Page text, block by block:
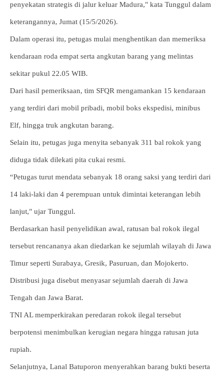
penyekatan strategis di jalur keluar Madura," kata Tunggul dalam
keterangannya, Jumat (15/5/2026).
Dalam operasi itu, petugas mulai menghentikan dan memeriksa
kendaraan roda empat serta angkutan barang yang melintas
sekitar pukul 22.05 WIB.
Dari hasil pemeriksaan, tim SFQR mengamankan 15 kendaraan
yang terdiri dari mobil pribadi, mobil boks ekspedisi, minibus
Elf, hingga truk angkutan barang.
Selain itu, petugas juga menyita sebanyak 311 bal rokok yang
diduga tidak dilekati pita cukai resmi.
“Petugas turut mendata sebanyak 18 orang saksi yang terdiri dari
14 laki-laki dan 4 perempuan untuk dimintai keterangan lebih
lanjut," ujar Tunggul.
Berdasarkan hasil penyelidikan awal, ratusan bal rokok ilegal
tersebut rencananya akan diedarkan ke sejumlah wilayah di Jawa
Timur seperti Surabaya, Gresik, Pasuruan, dan Mojokerto.
Distribusi juga disebut menyasar sejumlah daerah di Jawa
Tengah dan Jawa Barat.
TNI AL memperkirakan peredaran rokok ilegal tersebut
berpotensi menimbulkan kerugian negara hingga ratusan juta
rupiah.
Selanjutnya, Lanal Batuporon menyerahkan barang bukti beserta